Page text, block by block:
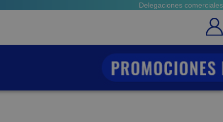
Delegaciones comerciales